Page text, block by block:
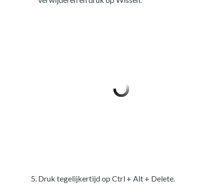
Druk tegelijkertijd op Ctrl + Alt + Delete.